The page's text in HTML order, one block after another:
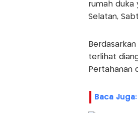
rumah duka
Selatan,
terlihat
Pertahanan
Baca Juga: